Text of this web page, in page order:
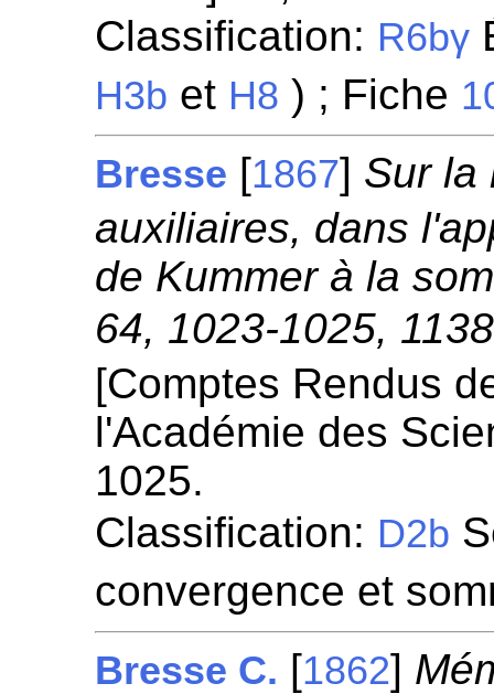
Classification: R6bγ
H3b et H8 ) ; Fiche
Bresse [1867] Sur la
auxiliaires, dans
de Kummer à la
64, 1023-1025,
[Comptes Rendus
l'Académie des
1025.
Classification: D2b
convergence et
Bresse C. [1862]